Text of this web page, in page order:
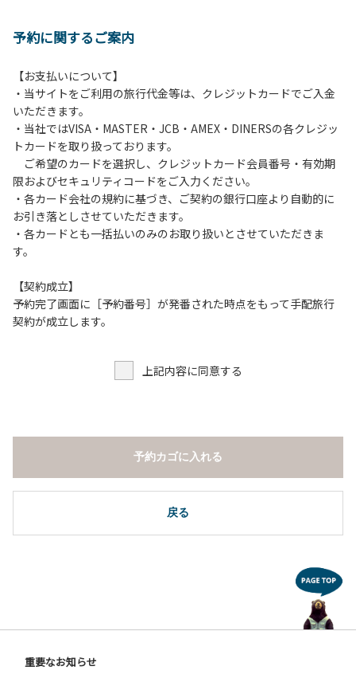
予約に関するご案内
【お支払いについて】
・当サイトをご利用の旅行代金等は、クレジットカードでご入金
いただきます。
・当社ではVISA・MASTER・JCB・AMEX・DINERSの各クレジッ
トカードを取り扱っております。
ご希望のカードを選択し、クレジットカード会員番号・有効期
限およびセキュリティコードをご入力ください。
・各カード会社の規約に基づき、ご契約の銀行口座より自動的に
お引き落としさせていただきます。
・各カードとも一括払いのみのお取り扱いとさせていただきま
す。
【契約成立】
予約完了画面に［予約番号］が発番された時点をもって手配旅行
契約が成立します。
上記内容に同意する
戻る
予約カゴに入れる
重要なお知らせ